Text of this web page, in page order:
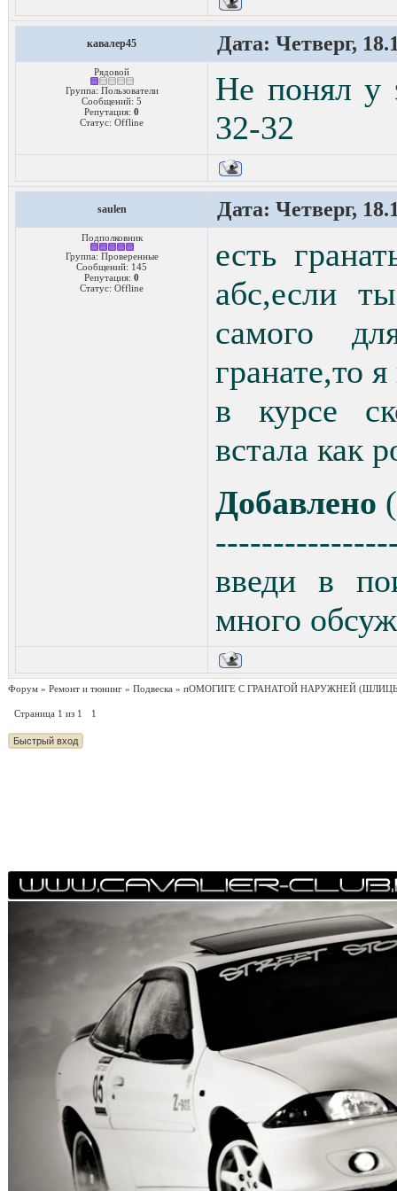
кавалер45 Дата: Четверг,
Рядовой
Группа: Пользователи
Сообщений: 5
Репутация: 0
Статус: Offline
Не понял у
32-32
saulen Дата: Четверг,
Подполковник
Группа: Проверенные
Сообщений: 145
Репутация: 0
Статус: Offline
есть
абс,если
самого
гранате,то
в курсе
встала как
Добавлено
введи в
много
Форум » Ремонт и тюнинг » Подвеска » пОМОГИГЕ С ГРАНАТОЙ НАРУЖНЕЙ
Страница 1 из 1 1